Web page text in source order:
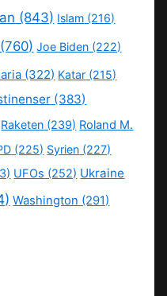
(843) Islam (216)
(760) Joe Biden (222)
(322) Katar (215)
(383)
Raketen (239) Roland M.
(225) Syrien (227)
UFOs (252) Ukraine
Washington (291)